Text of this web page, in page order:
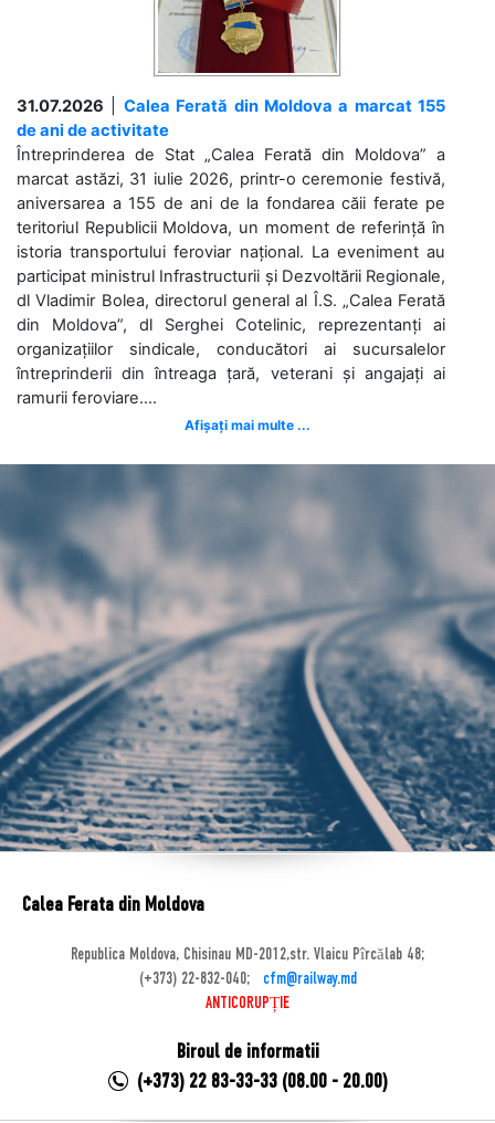
31.07.2026
Calea Ferată din Moldova a marcat 155
de ani de activitate
Întreprinderea de Stat „Calea Ferată din Moldova” a
marcat astăzi, 31 iulie 2026, printr-o ceremonie festivă,
aniversarea a 155 de ani de la fondarea căii ferate pe
teritoriul Republicii Moldova, un moment de referință în
istoria transportului feroviar național. La eveniment au
participat ministrul Infrastructurii și Dezvoltării Regionale,
dl Vladimir Bolea, directorul general al Î.S. „Calea Ferată
din Moldova”, dl Serghei Cotelinic, reprezentanți ai
organizațiilor sindicale, conducători ai sucursalelor
întreprinderii din întreaga țară, veterani și angajați ai
ramurii feroviare....
Afișați mai multe ...
Calea Ferata din Moldova
Republica Moldova, Chisinau MD-2012,str. Vlaicu Pîrcălab 48;
(+373) 22-832-040;
cfm@railway.md
ANTICORUPȚIE
Biroul de informatii
(+373) 22 83-33-33 (08.00 - 20.00)